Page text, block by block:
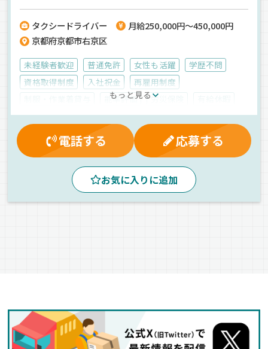
ー、20代の若手社員や子育て世代のドライバーまで多数活躍していま
す♪【西都交通株式会社】でのお仕事ですが、応募はドラピタエージ
タクシードライバー
月給250,000円～450,000円
京都府京都市右京区
未経験者歓迎 普通免許 女性も活躍
学歴不問
資格取得制度
入社祝金
再雇用制度
能率評価 労災保険
賞与
厚生年金 マイカー通勤可
健康保険
雇用保険
真夜中 昼
早朝
ETC搭載
カーナビ搭載
タクシー配車アプリの導入
地場
ドライブレコーダー
一般旅客 普通車
もっと見る
電話する 応募する
お気に入りに追加